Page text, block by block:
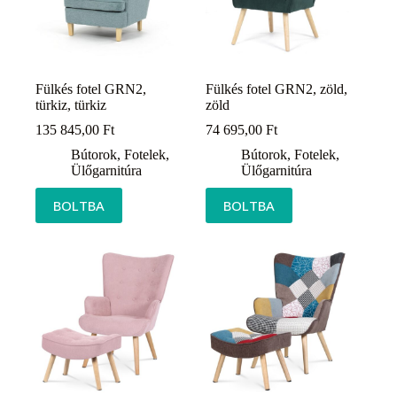
Fülkés fotel GRN2,
türkiz, türkiz
135 845,00 Ft
Bútorok, Fotelek,
Ülőgarnitúra
BOLTBA
Fülkés fotel GRN2, zöld,
zöld
74 695,00Ft
Bútorok,Fotelek,
Ülőgarnitúra
BOLTBA